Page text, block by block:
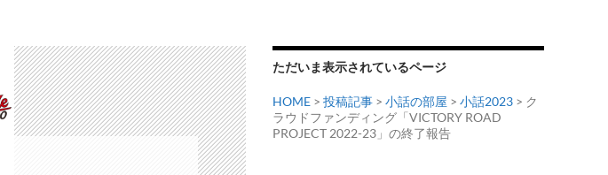
ただいま表示されているページ
HOME > 投稿記事 > 小話の部屋 > 小話2023 > ク
ラウドファンディング「VICTORY ROAD
PROJECT 2022-23」の終了報告